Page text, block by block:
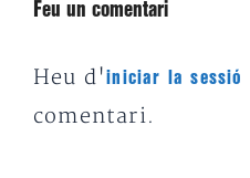
Feu un comentari
Heu d'iniciar la sessió
comentari.